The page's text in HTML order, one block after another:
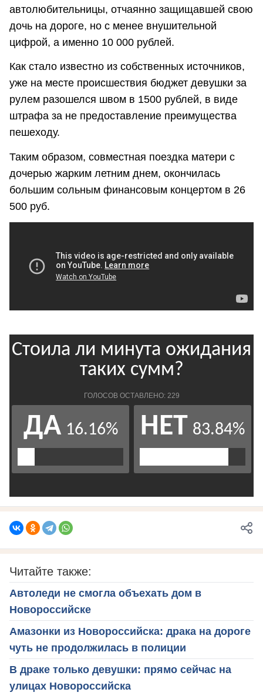
автолюбительницы, отчаянно защищавшей свою
дочь на дороге, но с менее внушительной
цифрой, а именно 10 000 рублей.
Как стало известно из собственных источников,
уже на месте происшествия бюджет девушки за
рулем разошелся швом в 1500 рублей, в виде
штрафа за не предоставление преимущества
пешеходу.
Таким образом, совместная поездка матери с
дочерью жарким летним днем, окончилась
большим сольным финансовым концертом в 26
500 руб.
Читайте также:
Автоледи не смогла объехать дом в
Новороссийске
Амазонки из Новороссийска: драка на дороге
чуть не продолжилась в полиции
В драке только девушки: прямо сейчас на
улицах Новороссийска